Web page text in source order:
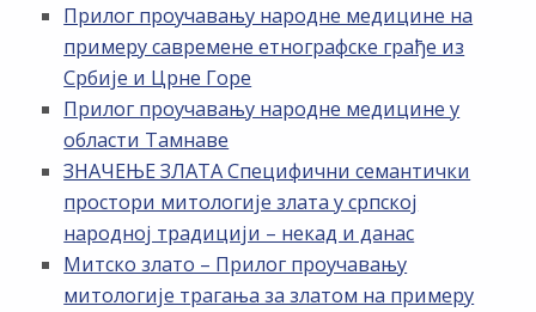
Прилог проучавању народне медицине на
примеру савремене етнографске грађе из
Србије и Црне Горе
Прилог проучавању народне медицине у
области Тамнаве
ЗНАЧЕЊЕ ЗЛАТА Специфични семантички
простори митологије злата у српској
народној традицији – некад и данас
Митско злато – Прилог проучавању
митологије трагања за златом на примеру